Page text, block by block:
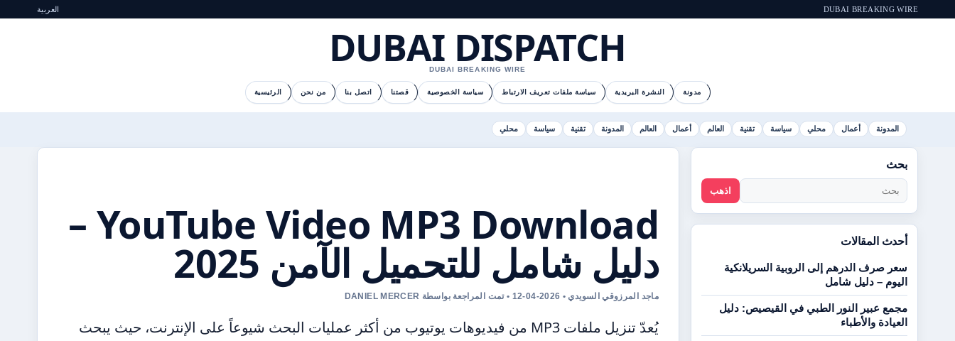
DUBAI BREAKING WIRE العربية
DUBAI DISPATCH
DUBAI BREAKING WIRE
الرئيسية من نحن اتصل بنا قصتنا سياسة الخصوصية سياسة ملفات تعريف الارتباط النشرة البريدية مدونة
المدونة أعمال محلي سياسة تقنية العالم أعمال العالم المدونة تقنية سياسة محلي
YouTube Video MP3 Download –
دليل شامل للتحميل الآمن 2025
ماجد المرزوقي السويدي • 2026-04-12 • تمت المراجعة بواسطة DANIEL MERCER
يُعدّ تنزيل ملفات MP3 من فيديوهات يوتيوب من أكثر عمليات البحث شيوعاً على الإنترنت، حيث يبحث
بحث
اذهب
أحدث المقالات
سعر صرف الدرهم إلى الروبية السريلانكية
اليوم – دليل شامل
مجمع عبير النور الطبي في القيصيص: دليل
العيادة والأطباء